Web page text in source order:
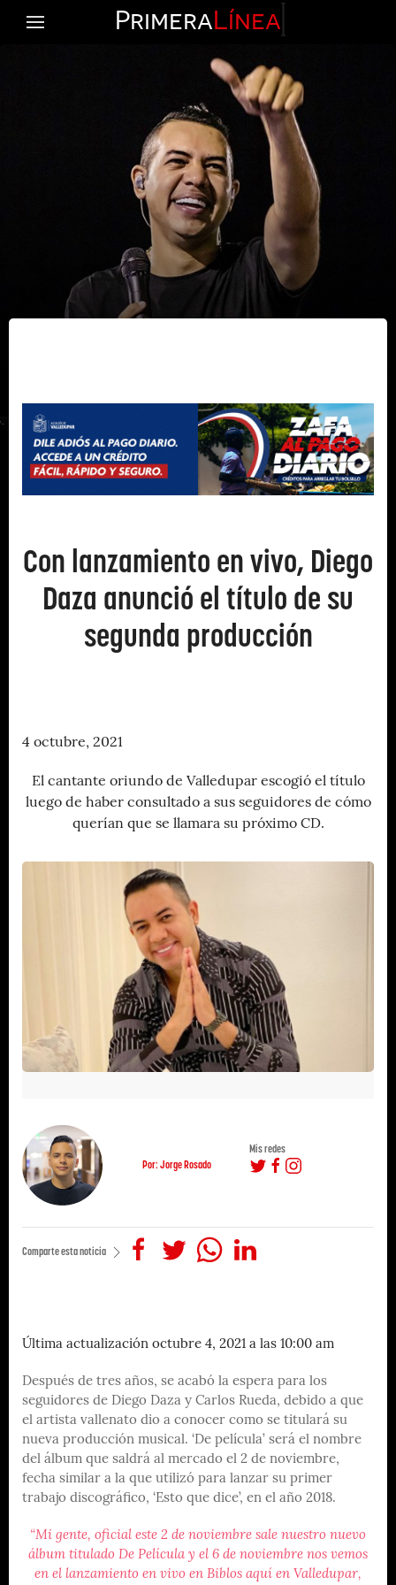
PrimeraLínea
Con lanzamiento en vivo, Diego
Daza anunció el título de su
segunda producción
4 octubre, 2021
El cantante oriundo de Valledupar escogió el título
luego de haber consultado a sus seguidores de cómo
querían que se llamara su próximo CD.
Por: Jorge Rosado
Mis redes
Comparte esta noticia
Última actualización octubre 4, 2021 a las 10:00 am
Después de tres años, se acabó la espera para los
seguidores de Diego Daza y Carlos Rueda, debido a que
el artista vallenato dio a conocer como se titulará su
nueva producción musical. ‘De película’ será el nombre
del álbum que saldrá al mercado el 2 de noviembre,
fecha similar a la que utilizó para lanzar su primer
trabajo discográfico, ‘Esto que dice’, en el año 2018.
“Mi gente, oficial este 2 de noviembre sale nuestro nuevo
álbum titulado De Película y el 6 de noviembre nos vemos
en el lanzamiento en vivo en Biblos aquí en Valledupar,